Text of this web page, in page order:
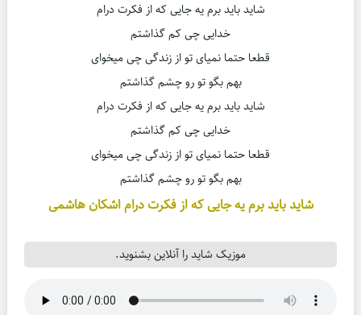
شاید باید برم یه جایی که از فکرت درام
خدایی چی کم گذاشتم
قطعا حتما نمیای تو از زندگی چی میخوای
بهم بگو تو رو چشم گذاشتم
شاید باید برم یه جایی که از فکرت درام
خدایی چی کم گذاشتم
قطعا حتما نمیای تو از زندگی چی میخوای
بهم بگو تو رو چشم گذاشتم
شاید باید برم یه جایی که از فکرت درام اشکان هاشمی
موزیک شاید را آنلاین بشنوید.